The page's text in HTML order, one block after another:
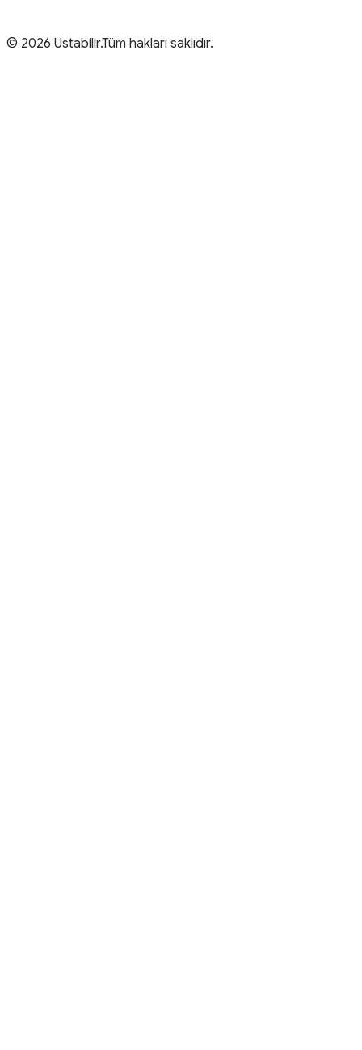
© 2026 Ustabilir.Tüm hakları saklıdır.